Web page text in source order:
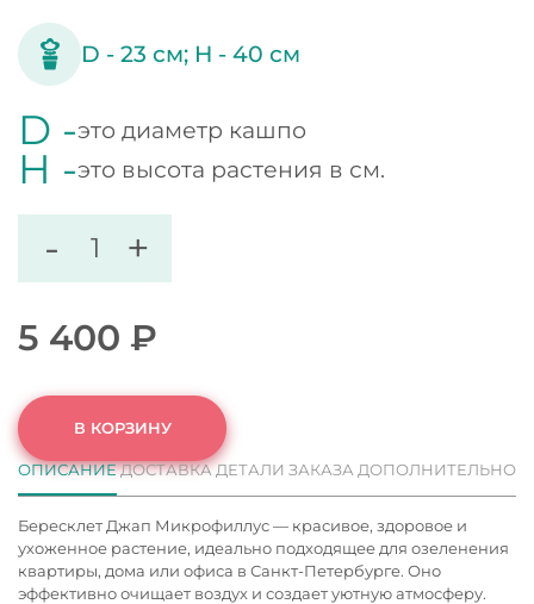
D -23 см; H -40 см
D -это диаметр кашпо
H -это высота растения в см.
- +
5 400 ₽
В КОРЗИНУ
ОПИСАНИЕДОСТАВКАДЕТАЛИ ЗАКАЗА ДОПОЛНИТЕЛЬНО
Бересклет Джап Микрофиллус — красивое, здоровое и
ухоженное растение, идеально подходящее для озеленения
квартиры, дома или офиса в Санкт-Петербурге. Оно
эффективно очищает воздух и создает уютную атмосферу.